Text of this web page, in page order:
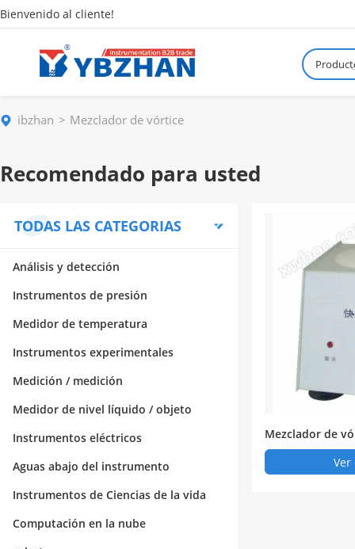
Bienvenido al cliente!
ibzhan Mezclador de vórtice
Recomendado para usted
TODAS LAS CATEGORIAS
Análisis y detección
Instrumentos de presión
Medidor de temperatura
Instrumentos experimentales
Medición / medición
Medidor de nivel líquido / objeto
Instrumentos eléctricos
Aguas abajo del instrumento
Instrumentos de Ciencias de la vida
Computación en la nube
Mezclador de
Ver